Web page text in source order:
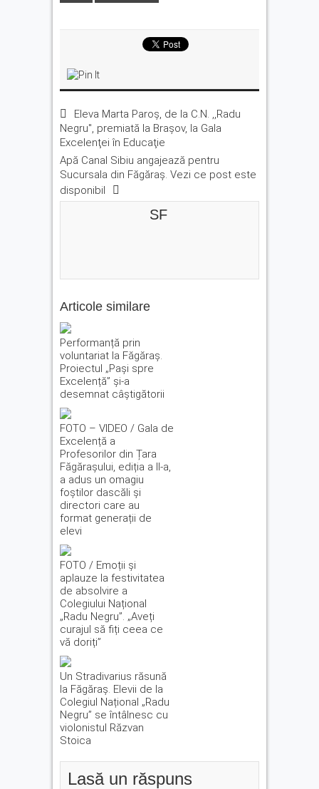
Eleva Marta Paroș, de la C.N. ,,Radu
Negru'', premiată la Brașov, la Gala
Excelenţei în Educaţie
Apă Canal Sibiu angajează pentru
Sucursala din Făgăraș. Vezi ce post este
disponibil
SF
Articole similare
Performanță prin
voluntariat la Făgăraș.
Proiectul „Pași spre
Excelență” și-a
desemnat câștigătorii
FOTO – VIDEO / Gala de
Excelență a
Profesorilor din Țara
Făgărașului, ediția a II-a,
a adus un omagiu
foștilor dascăli și
directori care au
format generații de
elevi
FOTO / Emoții și
aplauze la festivitatea
de absolvire a
Colegiului Național
„Radu Negru”. „Aveți
curajul să fiți ceea ce
vă doriți”
Un Stradivarius răsună
la Făgăraș. Elevii de la
Colegiul Național „Radu
Negru” se întâlnesc cu
violonistul Răzvan
Stoica
Lasă un răspuns